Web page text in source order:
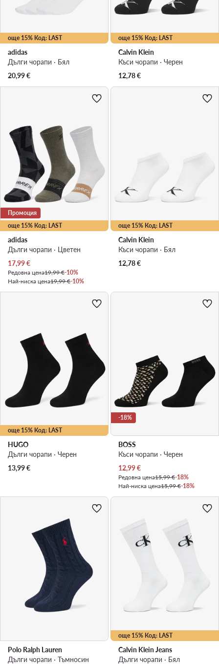
още 15% Код: LAST
adidas
Дълги чорапи · Бял
20,99€
още 15% Код: LAST
Calvin Klein
Къси чорапи · Черен
12,78€
още 15% Код: LAST
Промоция
adidas
Дълги чорапи · Цветен
Актуална цена
17,99€
Редовна цена19,99 €-10%
Най-ниска цена19,99 €-10%
още 15% Код: LAST
Calvin Klein
Къси чорапи · Бял
12,78€
още 15% Код: LAST
HUGO
Дълги чорапи · Черен
13,99€
-18%
BOSS
Къси чорапи · Черен
Актуална цена
12,99€
Редовна цена15,99 €-18%
Най-ниска цена15,99 €-18%
Polo Ralph Lauren
Дълги чорапи · Тъмносин
още 15% Код: LAST
Calvin Klein Jeans
Дълги чорапи · Бял